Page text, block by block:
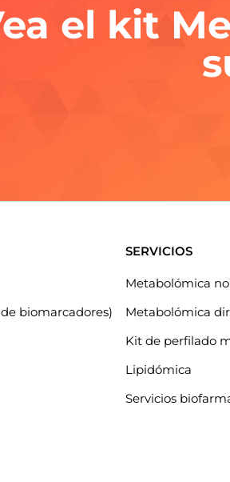
el kit
biomarcadores)
SERVICIOS
Metabolómica
Metabolómica
Kit de perfilado
Lipidómica
Servicios